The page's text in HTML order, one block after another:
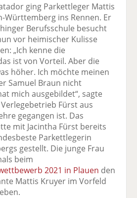
ging Parkettleger Mattis
Württemberg ins Rennen. Er
Berufsschule besucht
vor heimischer Kulisse
„Ich kenne die
ist von Vorteil. Aber die
höher. Ich möchte meinen
Samuel Braun nicht
mich ausgebildet“, sagte
Fürst aus
gegangen ist. Das
mit Jacintha Fürst bereits
Parkettlegerin
gestellt. Die junge Frau
beim
2021 in Plauen den
Mattis Kruyer im Vorfeld